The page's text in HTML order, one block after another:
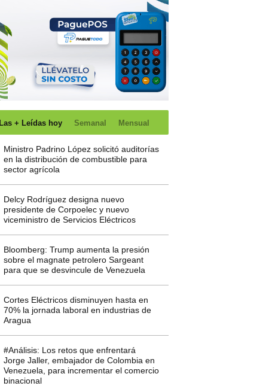
Las + Leídas hoy Semanal Mensual
Ministro Padrino López solicitó auditorías
en la distribución de combustible para
sector agrícola
Delcy Rodríguez designa nuevo
presidente de Corpoelec y nuevo
viceministro de Servicios Eléctricos
Bloomberg: Trump aumenta la presión
sobre el magnate petrolero Sargeant
para que se desvincule de Venezuela
Cortes Eléctricos disminuyen hasta en
70% la jornada laboral en industrias de
Aragua
#Análisis: Los retos que enfrentará
Jorge Jaller, embajador de Colombia en
Venezuela, para incrementar el comercio
binacional